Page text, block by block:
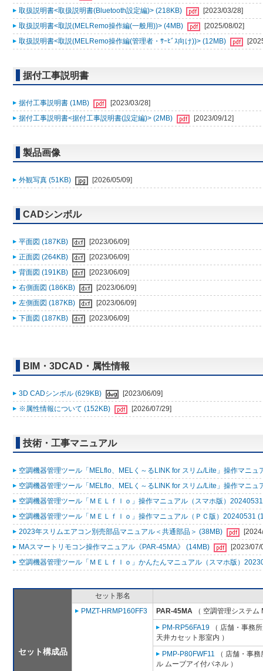
取扱説明書<取扱説明書(Bluetooth設定編)> (218KB)
[2023/03/28]
取扱説明書<取説(MELRemo操作編(一般用))> (4MB)
[2025/08/02]
取扱説明書<取説(MELRemo操作編(管理者・ｻｰﾋﾞｽ向け))> (12MB)
据付工事説明書
据付工事説明書 (1MB)
[2023/03/28]
据付工事説明書<据付工事説明書(設定編)> (2MB)
[2023/09/12]
製品画像
外観写真 (51KB) [2026/05/09]
CADシンボル
平面図 (187KB)
[2023/06/09]
正面図 (264KB)
[2023/06/09]
背面図 (191KB)
[2023/06/09]
右側面図 (186KB)
[2023/06/09]
左側面図 (187KB)
[2023/06/09]
下面図 (187KB)
[2023/06/09]
BIM・3DCAD・属性情報
3D CADシンボル (629KB)
[2023/06/09]
※属性情報について (152KB)
[2026/07/29]
技術・工事マニュアル
空調機器管理ツール「MELflo、MELく～るLINK for スリム/Lite」操作マニュ
空調機器管理ツール「MELflo、MELく～るLINK for スリム/Lite」操作マニュ
空調機器管理ツール「ＭＥＬｆｌｏ」操作マニュアル（スマホ版）
空調機器管理ツール「ＭＥＬｆｌｏ」操作マニュアル（ＰＣ版）20240531
2023年スリムエアコン別売部品マニュアル＜共通部品＞ (38MB)
MAスマートリモコン操作マニュアル《PAR-45MA》 (14MB)
[2023/07/
空調機器管理ツール「ＭＥＬｆｌｏ」かんたんマニュアル（スマホ版）
セット構成品
セット形名
PMZT-HRMP160FF3
PAR-45MA （ 空調管理システム
PM-RP56FA19 （ 店舗・事務
天井カセット形室内 ）
PMP-P80FWF11 （ 店舗・事
ル ムーブアイ付パネル ）